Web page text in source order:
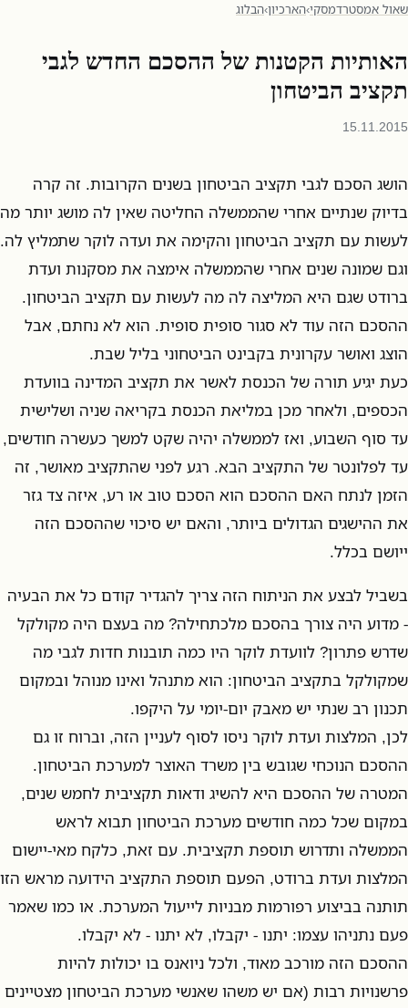
שאול אמסטרדמסקי›הארכיון›הבלוג
האותיות הקטנות של ההסכם החדש לגבי
תקציב הביטחון
15.11.2015
הושג הסכם לגבי תקציב הביטחון בשנים הקרובות. זה קרה
בדיוק שנתיים אחרי שהממשלה החליטה שאין לה מושג יותר מה
לעשות עם תקציב הביטחון והקימה את ועדה לוקר שתמליץ לה.
וגם שמונה שנים אחרי שהממשלה אימצה את מסקנות ועדת
ברודט שגם היא המליצה לה מה לעשות עם תקציב הביטחון.
ההסכם הזה עוד לא סגור סופית סופית. הוא לא נחתם, אבל
הוצג ואושר עקרונית בקבינט הביטחוני בליל שבת.
כעת יגיע תורה של הכנסת לאשר את תקציב המדינה בוועדת
הכספים, ולאחר מכן במליאת הכנסת בקריאה שניה ושלישית
עד סוף השבוע, ואז לממשלה יהיה שקט למשך כעשרה חודשים,
עד לפלונטר של התקציב הבא. רגע לפני שהתקציב מאושר, זה
הזמן לנתח האם ההסכם הוא הסכם טוב או רע, איזה צד גזר
את ההישגים הגדולים ביותר, והאם יש סיכוי שההסכם הזה
ייושם בכלל.
בשביל לבצע את הניתוח הזה צריך להגדיר קודם כל את הבעיה
- מדוע היה צורך בהסכם מלכתחילה? מה בעצם היה מקולקל
שדרש פתרון? לוועדת לוקר היו כמה תובנות חדות לגבי מה
שמקולקל בתקציב הביטחון: הוא מתנהל ואינו מנוהל ובמקום
תכנון רב שנתי יש מאבק יום-יומי על היקפו.
לכן, המלצות ועדת לוקר ניסו לסוף לעניין הזה, וברוח זו גם
ההסכם הנוכחי שגובש בין משרד האוצר למערכת הביטחון.
המטרה של ההסכם היא להשיג ודאות תקציבית לחמש שנים,
במקום שכל כמה חודשים מערכת הביטחון תבוא לראש
הממשלה ותדרוש תוספת תקציבית. עם זאת, כלקח מאי-יישום
המלצות ועדת ברודט, הפעם תוספת התקציב הידועה מראש הזו
תותנה בביצוע רפורמות מבניות לייעול המערכת. או כמו שאמר
פעם נתניהו עצמו: יתנו - יקבלו, לא יתנו - לא יקבלו.
ההסכם הזה מורכב מאוד, ולכל ניואנס בו יכולות להיות
פרשנויות רבות (אם יש משהו שאנשי מערכת הביטחון מצטיינים